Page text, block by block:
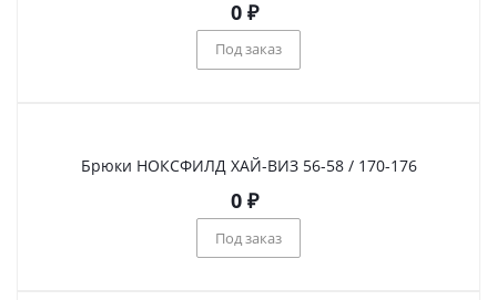
0 ₽
Под заказ
Брюки НОКСФИЛД ХАЙ-ВИЗ 56-58 / 170-176
0 ₽
Под заказ